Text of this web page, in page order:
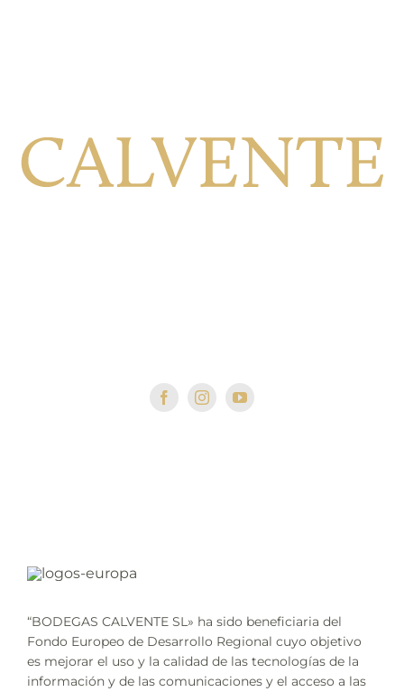
“BODEGAS CALVENTE SL» ha sido beneficiaria del
Fondo Europeo de Desarrollo Regional cuyo objetivo
es mejorar el uso y la calidad de las tecnologías de la
información y de las comunicaciones y el acceso a las